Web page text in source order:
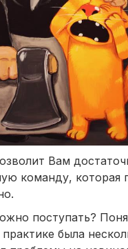
Вам
команду, которая
поступать?
была